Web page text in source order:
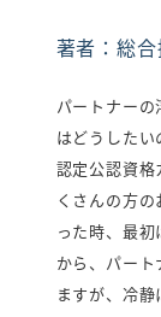
著者：総
パートナー
はどうしたい
認定公認資
くさんの方
った時、最
から、パー
ますが、冷